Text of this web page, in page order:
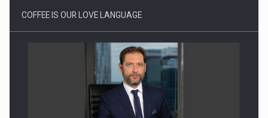
COFFEE IS OUR LOVE LANGUAGE